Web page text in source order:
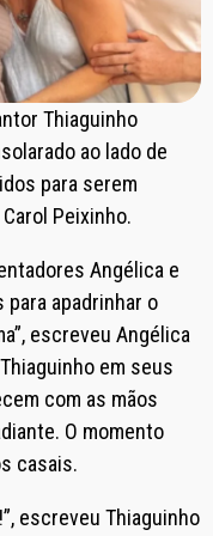
Thiaguinho
ao lado de
para serem
Peixinho.
Angélica e
para apadrinhar o
escreveu Angélica
em seus
com as mãos
O momento
casais.
escreveu Thiaguinho